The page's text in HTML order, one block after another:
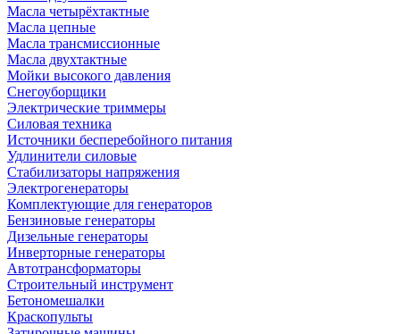
Масла четырёхтактные
Масла цепные
Масла трансмиссионные
Масла двухтактные
Мойки высокого давления
Снегоуборщики
Электрические триммеры
Силовая техника
Источники бесперебойного питания
Удлинители силовые
Стабилизаторы напряжения
Электрогенераторы
Комплектующие для генераторов
Бензиновые генераторы
Дизельные генераторы
Инверторные генераторы
Автотрансформаторы
Строительный инструмент
Бетономешалки
Краскопульты